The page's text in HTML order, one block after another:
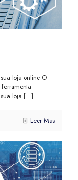
loja online O
loja […]
Leer Mas